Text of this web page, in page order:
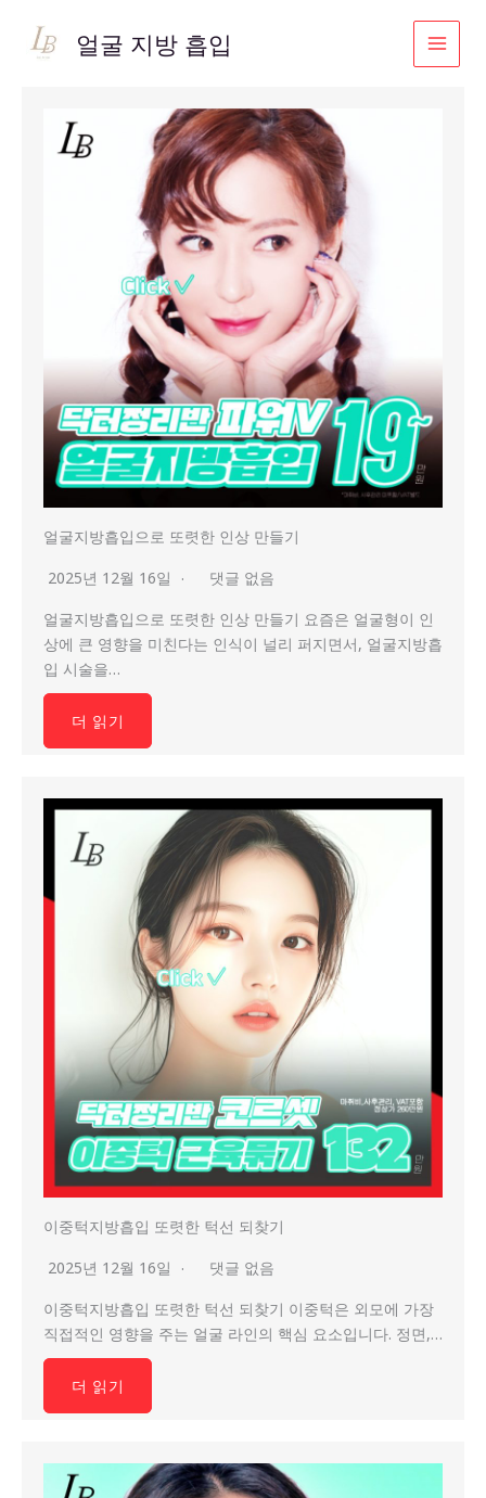
얼굴 지방 흡입
얼굴지방흡입으로 또렷한 인상 만들기
2025년 12월 16일
댓글 없음
얼굴지방흡입으로 또렷한 인상 만들기 요즘은 얼굴형이 인
상에 큰 영향을 미친다는 인식이 널리 퍼지면서, 얼굴지방흡
입 시술을…
더 읽기
이중턱지방흡입 또렷한 턱선 되찾기
2025년 12월 16일
댓글 없음
이중턱지방흡입 또렷한 턱선 되찾기 이중턱은 외모에 가장
직접적인 영향을 주는 얼굴 라인의 핵심 요소입니다. 정면,…
더 읽기